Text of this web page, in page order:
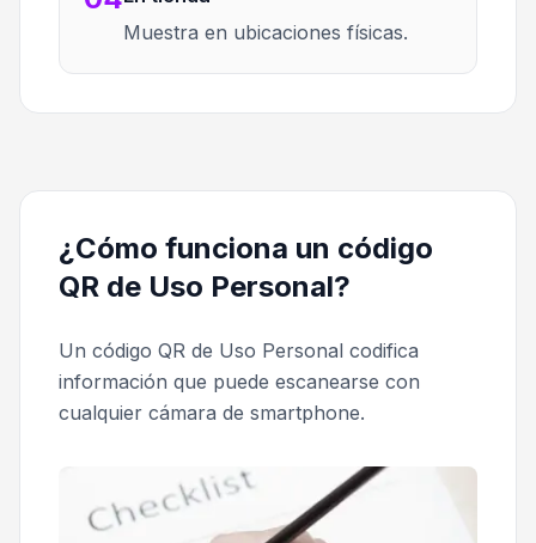
Muestra en ubicaciones físicas.
¿Cómo funciona un código
QR de Uso Personal?
Un código QR de Uso Personal codifica
información que puede escanearse con
cualquier cámara de smartphone.